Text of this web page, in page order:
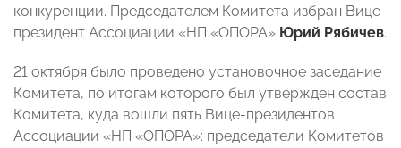
конкуренции. Председателем Комитета избран Вице-
президент Ассоциации «НП «ОПОРА» Юрий Рябичев.
21 октября было проведено установочное заседание
Комитета, по итогам которого был утвержден состав
Комитета, куда вошли пять Вице-президентов
Ассоциации «НП «ОПОРА»: председатели Комитетов